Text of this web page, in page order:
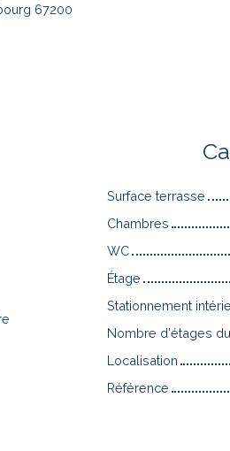
67200
Surface terrasse
Chambres
WC
Étage
Stationnement
Nombre d'étages
Localisation
Référence